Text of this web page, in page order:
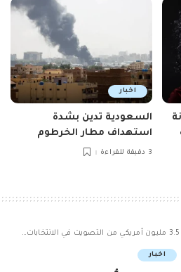
اخبار
السعودية تدين بشدة
استهداف مطار الخرطوم
3 دقيقة للقراءة
اخبار